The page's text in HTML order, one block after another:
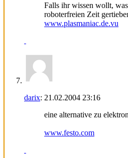
Falls ihr wissen wollt,
roboterfreien Zeit
www.plasmaniac.de.vu
darix: 21.02.2004 23:16
eine alternative zu
www.festo.com